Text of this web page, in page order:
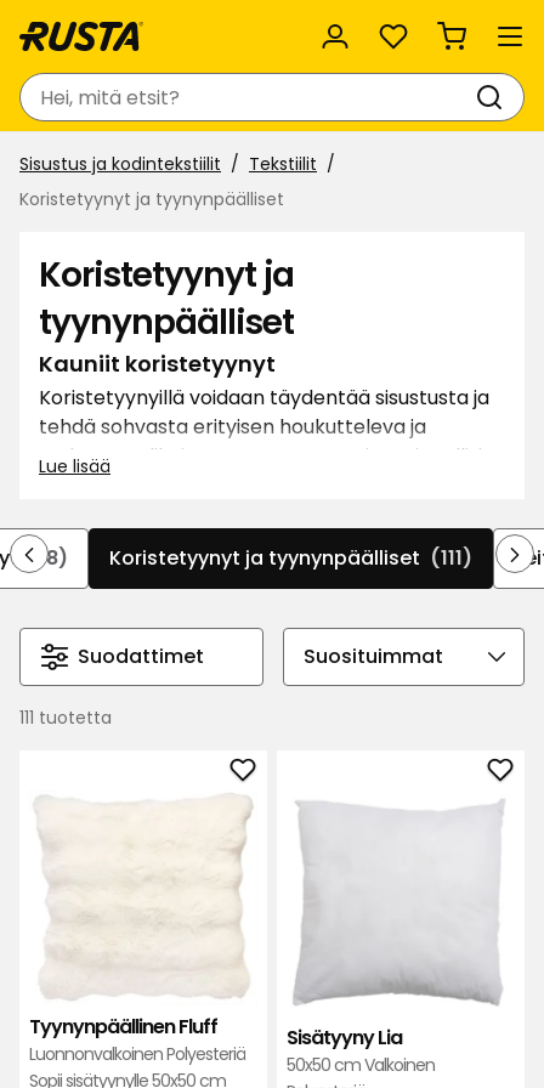
Suosikit
Haku
Sisustus ja kodintekstiilit
Tekstiilit
Koristetyynyt ja tyynynpäälliset
Koristetyynyt ja
tyynynpäälliset
Kauniit koristetyynyt
Koristetyynyillä voidaan täydentää sisustusta ja
tehdä sohvasta erityisen houkutteleva ja
mukava. Valikoimassamme on useita eri mallisia
Yhdistä ja sovita yksivärisiä tyynyjä kuvioituihin tai
saman väriskaalan eri sävyihin oman makusi
Lue lisää
(18) Koristetyynyt ja tyynynpäälliset (111)
Suodattimet
Valitse
111 tuotetta
Tyynynpäällinen Fluff
Luonnonvalkoinen Polyesteriä
Sopii sisätyynylle 50x50 cm
Lisää
Tyynynpäällinen
Fluff
suosikkeihin
Sisätyyny Lia
50x50 cm Valkoinen